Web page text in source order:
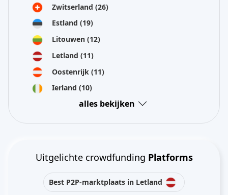
Zwitserland (26)
Estland (19)
Litouwen (12)
Letland (11)
Oostenrijk (11)
Ierland (10)
alles bekijken
Uitgelichte crowdfunding Platforms
Best P2P-marktplaats in Letland